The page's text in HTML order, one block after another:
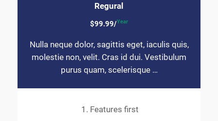
Regural
$99.99/Year
Nulla neque dolor, sagittis eget, iaculis quis,
molestie non, velit. Cras id dui. Vestibulum
purus quam, scelerisque …
Features first